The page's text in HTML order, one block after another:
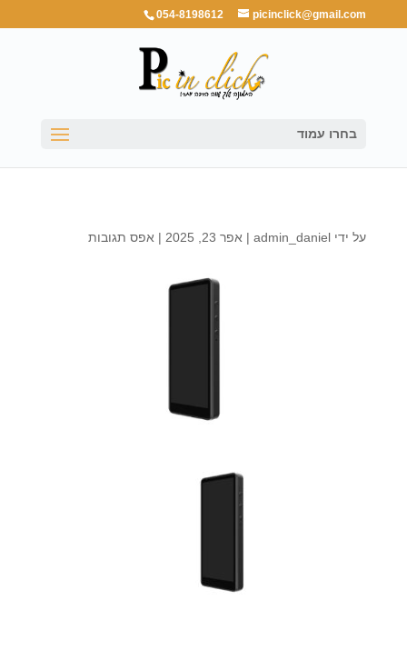
054-8198612 picinclick@gmail.com
בחרו עמוד
על ידי admin_daniel
| אפר 23, 2025 | אפס תגובות